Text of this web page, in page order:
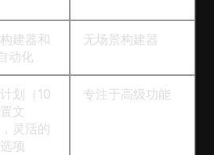
建器和
动化
无场景构建器
划（10
文
灵活的
项
专注于高级功能